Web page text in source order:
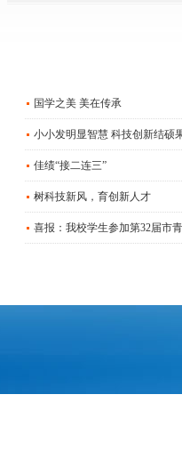
国学之美 美在传承
小小发明显智慧 科技创新结硕
佳绩“接二连三”
树科技新风，育创新人才
喜报：我校学生参加第32届市